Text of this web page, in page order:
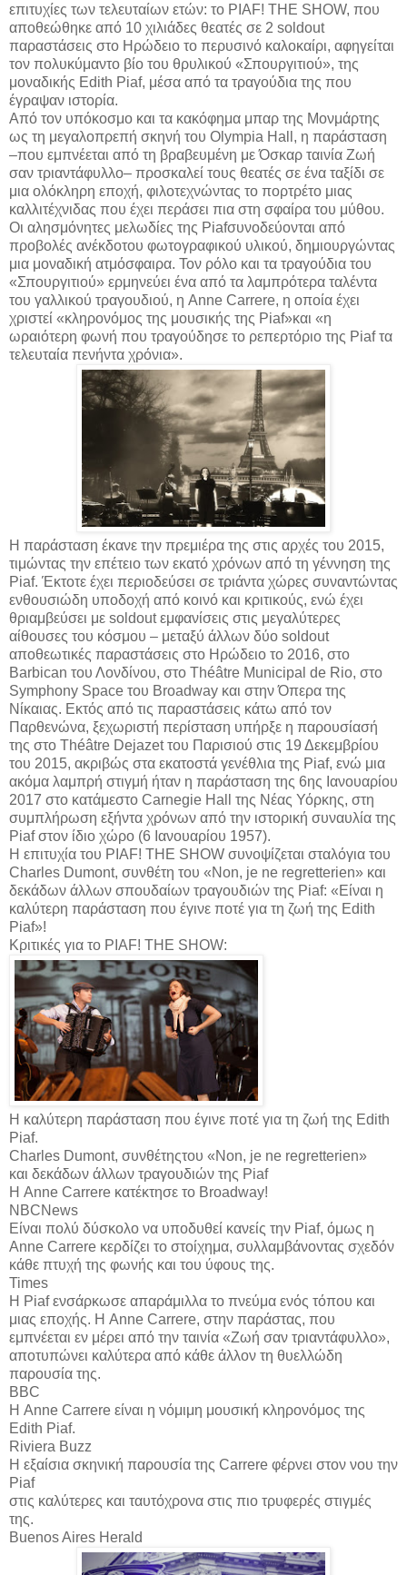
επιτυχίες των τελευταίων ετών: το PIAF! THE SHOW, που
αποθεώθηκε από 10 χιλιάδες θεατές σε 2 soldout
παραστάσεις στο Ηρώδειο το περυσινό καλοκαίρι, αφηγείται
τον πολυκύμαντο βίο του θρυλικού «Σπουργιτιού», της
μοναδικής Edith Piaf, μέσα από τα τραγούδια της που
έγραψαν ιστορία.
Από τον υπόκοσμο και τα κακόφημα μπαρ της Μονμάρτης
ως τη μεγαλοπρεπή σκηνή του Olympia Hall, η παράσταση
–που εμπνέεται από τη βραβευμένη με Όσκαρ ταινία Ζωή
σαν τριαντάφυλλο– προσκαλεί τους θεατές σε ένα ταξίδι σε
μια ολόκληρη εποχή, φιλοτεχνώντας το πορτρέτο μιας
καλλιτέχνιδας που έχει περάσει πια στη σφαίρα του μύθου.
Οι αλησμόνητες μελωδίες της Piafσυνοδεύονται από
προβολές ανέκδοτου φωτογραφικού υλικού, δημιουργώντας
μια μοναδική ατμόσφαιρα. Τον ρόλο και τα τραγούδια του
«Σπουργιτιού» ερμηνεύει ένα από τα λαμπρότερα ταλέντα
του γαλλικού τραγουδιού, η Anne Carrere, η οποία έχει
χριστεί «κληρονόμος της μουσικής της Piaf»και «η
ωραιότερη φωνή που τραγούδησε το ρεπερτόριο της Piaf τα
τελευταία πενήντα χρόνια».
Η παράσταση έκανε την πρεμιέρα της στις αρχές του 2015,
τιμώντας την επέτειο των εκατό χρόνων από τη γέννηση της
Piaf. Έκτοτε έχει περιοδεύσει σε τριάντα χώρες συναντώντας
ενθουσιώδη υποδοχή από κοινό και κριτικούς, ενώ έχει
θριαμβεύσει με soldout εμφανίσεις στις μεγαλύτερες
αίθουσες του κόσμου – μεταξύ άλλων δύο soldout
αποθεωτικές παραστάσεις στο Ηρώδειο το 2016, στο
Barbican του Λονδίνου, στο Théâtre Municipal de Rio, στο
Symphony Space του Broadway και στην Όπερα της
Νίκαιας. Εκτός από τις παραστάσεις κάτω από τον
Παρθενώνα, ξεχωριστή περίσταση υπήρξε η παρουσίασή
της στο Théâtre Dejazet του Παρισιού στις 19 Δεκεμβρίου
του 2015, ακριβώς στα εκατοστά γενέθλια της Piaf, ενώ μια
ακόμα λαμπρή στιγμή ήταν η παράσταση της 6ης Ιανουαρίου
2017 στο κατάμεστο Carnegie Hall της Νέας Υόρκης, στη
συμπλήρωση εξήντα χρόνων από την ιστορική συναυλία της
Piaf στον ίδιο χώρο (6 Ιανουαρίου 1957).
Η επιτυχία του PIAF! THE SHOW συνοψίζεται σταλόγια του
Charles Dumont, συνθέτη του «Non, je ne regretterien» και
δεκάδων άλλων σπουδαίων τραγουδιών της Piaf: «Είναι η
καλύτερη παράσταση που έγινε ποτέ για τη ζωή της Edith
Piaf»!
Κριτικές για το PIAF! THE SHOW:
Η καλύτερη παράσταση που έγινε ποτέ για τη ζωή της Edith
Piaf.
Charles Dumont, συνθέτηςτου «Non, je ne regretterien»
και δεκάδων άλλων τραγουδιών της Piaf
Η Anne Carrere κατέκτησε το Broadway!
NBCNews
Είναι πολύ δύσκολο να υποδυθεί κανείς την Piaf, όμως η
Anne Carrere κερδίζει το στοίχημα, συλλαμβάνοντας σχεδόν
κάθε πτυχή της φωνής και του ύφους της.
Times
Η Piaf ενσάρκωσε απαράμιλλα το πνεύμα ενός τόπου και
μιας εποχής. Η Anne Carrere, στην παράστας, που
εμπνέεται εν μέρει από την ταινία «Ζωή σαν τριαντάφυλλο»,
αποτυπώνει καλύτερα από κάθε άλλον τη θυελλώδη
παρουσία της.
BBC
Η Anne Carrere είναι η νόμιμη μουσική κληρονόμος της
Edith Piaf.
Riviera Buzz
Η εξαίσια σκηνική παρουσία της Carrere φέρνει στον νου την
Piaf
στις καλύτερες και ταυτόχρονα στις πιο τρυφερές στιγμές
της.
Buenos Aires Herald